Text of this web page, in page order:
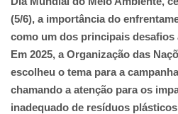
(5/6), a importância do
como um dos principais desafios
Em 2025, a Organização das
escolheu o tema para a
chamando a atenção para os
inadequado de resíduos